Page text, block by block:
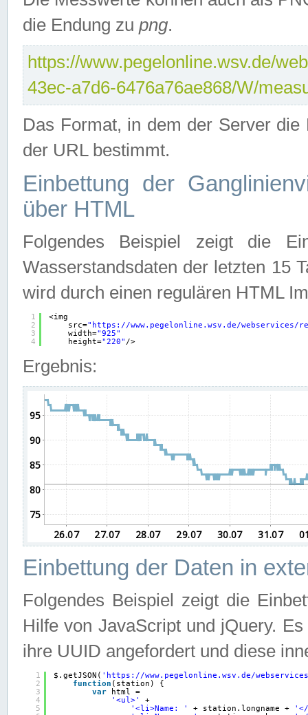
die Endung zu png.
https://www.pegelonline.wsv.de/
43ec-a7d6-6476a76ae868/W/
Das Format, in dem der Server
der URL bestimmt.
Einbettung der
über HTML
Folgendes Beispiel zeigt die
Wasserstandsdaten der letzten 15
wird durch einen regulären HTML
1
2
3
4
<img
src=" https://www.pegelonline.wsv.de/webservices/
width="925"
height="220" />
Ergebnis:
Einbettung der Daten in
Folgendes Beispiel zeigt die
Hilfe von JavaScript und jQuery.
ihre UUID angefordert und diese
1
2
3
4
5
$.getJSON( ' https://www.pegelonline.wsv.de/
function (station) {
var
html =
'<ul>'
+
'<li>Name: '
+ station.longname +